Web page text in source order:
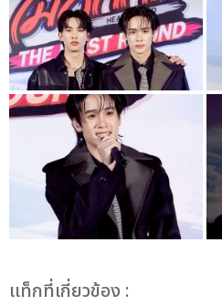
เเท็กที่เกี่ยวข้อง :